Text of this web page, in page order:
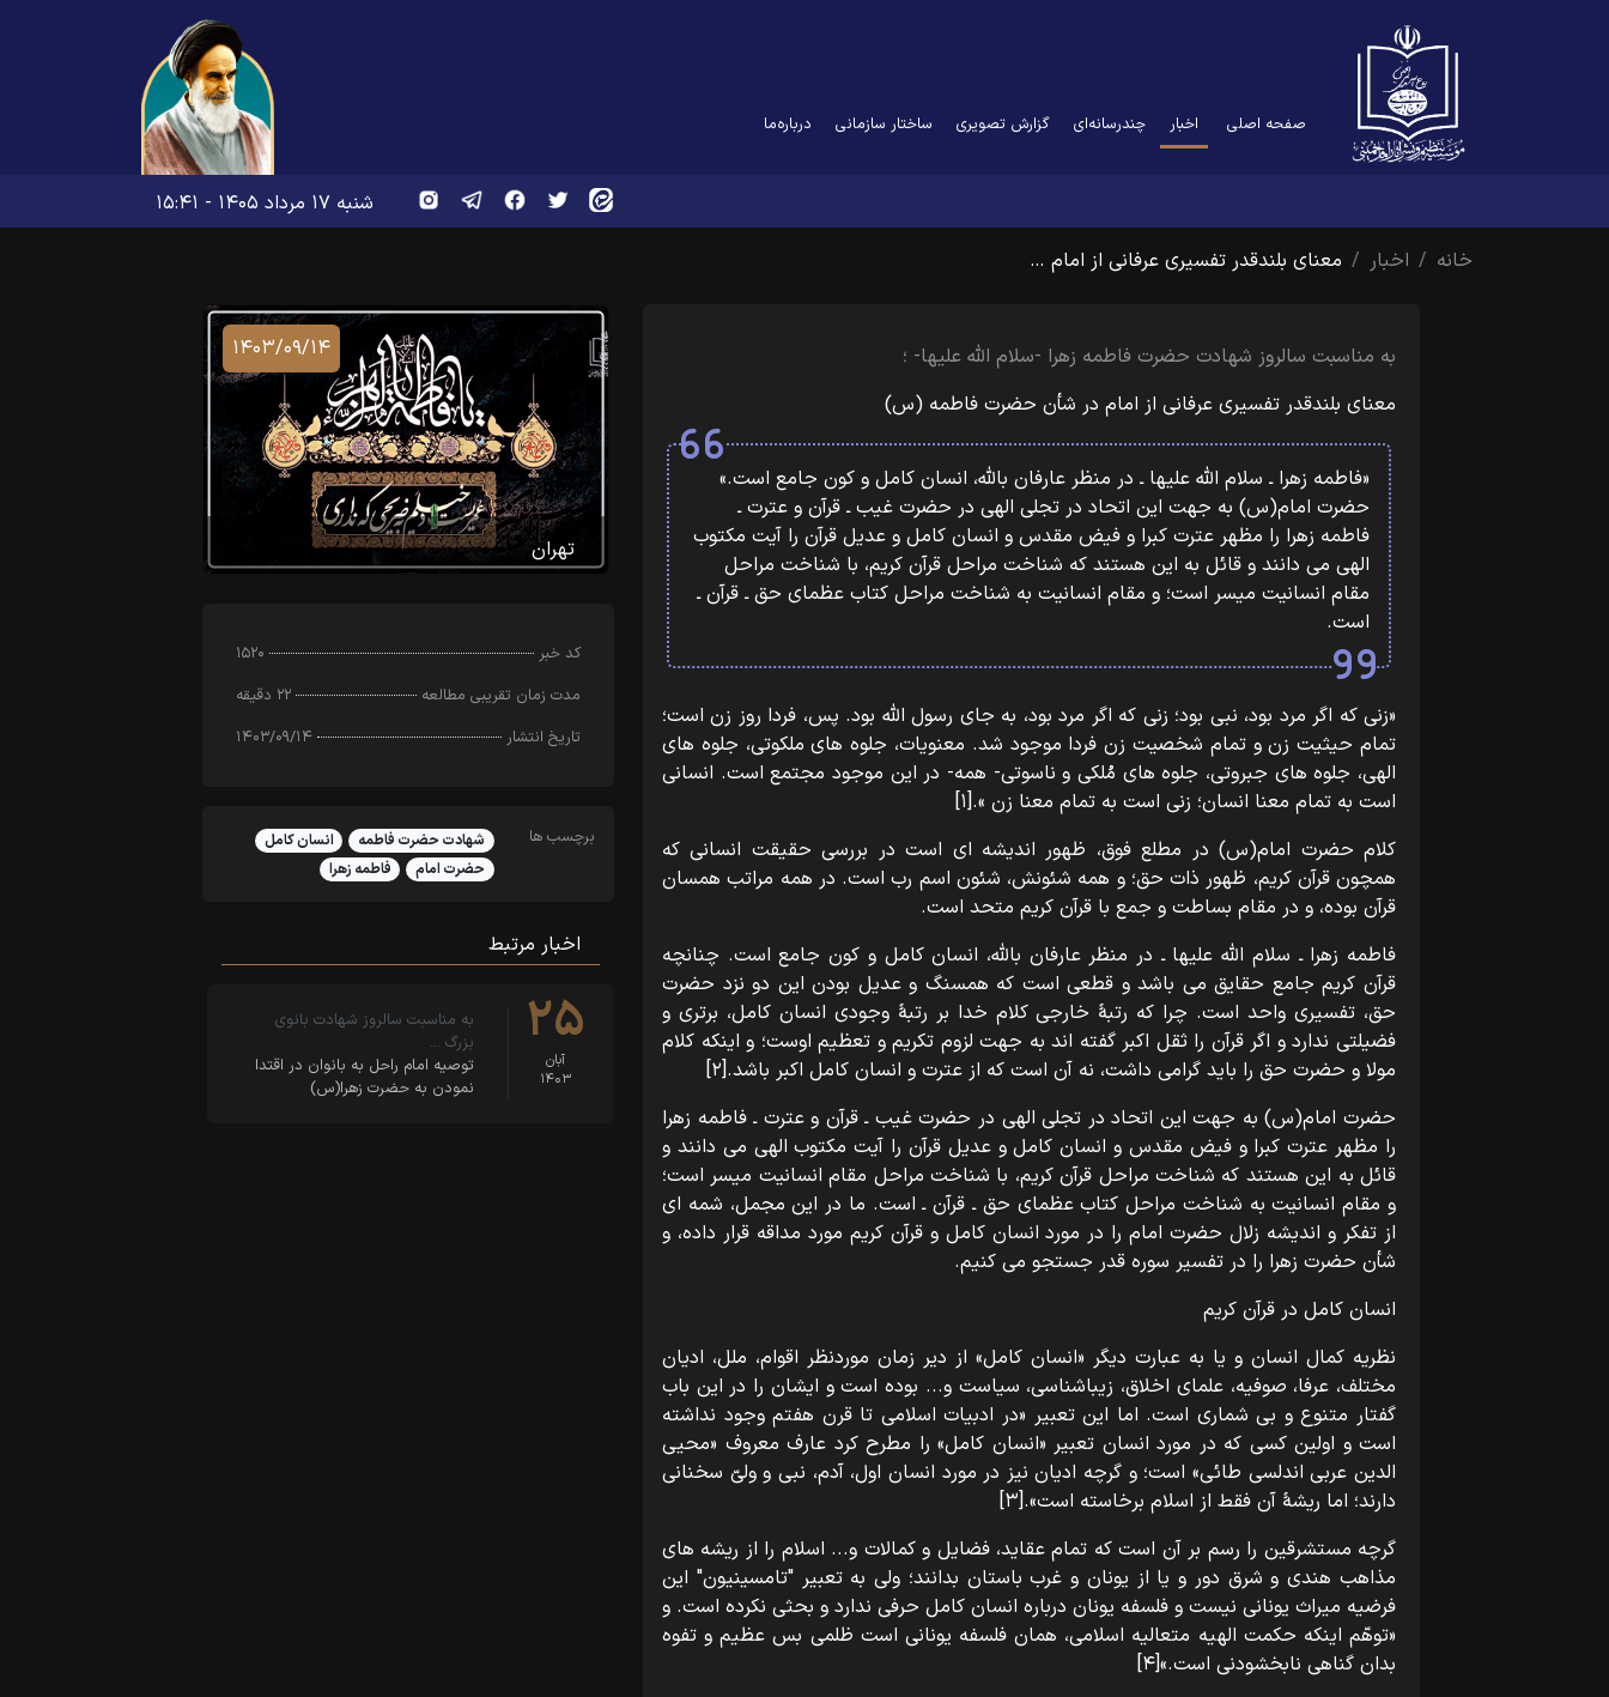
صفحه اصلی اخبار چندرسانه‌ای گزارش تصویری ساختار سازمانی درباره‌ما
شنبه ۱۷ مرداد ۱۴۰۵ - ۱۵:۴۱
خانه
اخبار معنای بلندقدر تفسیری عرفانی از امام …
به مناسبت سالروز شهادت حضرت فاطمه زهرا -سلام الله علیها- ؛
معنای بلندقدر تفسیری عرفانی از امام در شأن حضرت فاطمه (س)
«فاطمه زهرا ـ سلام اللّه علیها ـ در منظر عارفان باللّه، انسان کامل و کون جامع است.»
حضرت امام(س) به جهت این اتحاد در تجلی الهی در حضرت غیب ـ قرآن و عترت ـ
فاطمه زهرا را مظهر عترت کبرا و فیض مقدس و انسان کامل و عدیل قرآن را آیت مکتوب
الهی می دانند و قائل به این هستند که شناخت مراحل قرآن کریم، با شناخت مراحل
مقام انسانیت میسر است؛ و مقام انسانیت به شناخت مراحل کتاب عظمای حق ـ قرآن ـ
است.
«زنی که اگر مرد بود، نبی بود؛ زنی که اگر مرد بود، به جای رسول الله بود. پس، فردا روز زن است؛
تمام حیثیت زن و تمام شخصیت زن فردا موجود شد. معنویات، جلوه های ملکوتی، جلوه های
الهی، جلوه های جبروتی، جلوه های مُلکی و ناسوتی- همه- در این موجود مجتمع است. انسانی
است به تمام معنا انسان؛ زنی است به تمام معنا زن ».[۱]
کلام حضرت امام(س) در مطلع فوق، ظهور اندیشه ای است در بررسی حقیقت انسانی که
همچون قرآن کریم، ظهور ذات حق؛ و همه شئونش، شئون اسم رب است. در همه مراتب همسان
قرآن بوده، و در مقام بساطت و جمع با قرآن کریم متحد است.
فاطمه زهرا ـ سلام اللّه علیها ـ در منظر عارفان باللّه، انسان کامل و کون جامع است. چنانچه
قرآن کریم جامع حقایق می باشد و قطعی است که همسنگ و عدیل بودن این دو نزد حضرت
حق، تفسیری واحد است. چرا که رتبۀ خارجی کلام خدا بر رتبۀ وجودی انسان کامل، برتری و
فضیلتی ندارد و اگر قرآن را ثقل اکبر گفته اند به جهت لزوم تکریم و تعظیم اوست؛ و اینکه کلام
مولا و حضرت حق را باید گرامی داشت، نه آن است که از عترت و انسان کامل اکبر باشد.[۲]
حضرت امام(س) به جهت این اتحاد در تجلی الهی در حضرت غیب ـ قرآن و عترت ـ فاطمه زهرا
را مظهر عترت کبرا و فیض مقدس و انسان کامل و عدیل قرآن را آیت مکتوب الهی می دانند و
قائل به این هستند که شناخت مراحل قرآن کریم، با شناخت مراحل مقام انسانیت میسر است؛
و مقام انسانیت به شناخت مراحل کتاب عظمای حق ـ قرآن ـ است. ما در این مجمل، شمه ای
از تفکر و اندیشه زلال حضرت امام را در مورد انسان کامل و قرآن کریم مورد مداقه قرار داده، و
شأن حضرت زهرا را در تفسیر سوره قدر جستجو می کنیم.
انسان کامل در قرآن کریم
نظریه کمال انسان و یا به عبارت دیگر «انسان کامل» از دیر زمان موردنظر اقوام، ملل، ادیان
مختلف، عرفا، صوفیه، علمای اخلاق، زیباشناسی، سیاست و... بوده است و ایشان را در این باب
گفتار متنوع و بی شماری است. اما این تعبیر «در ادبیات اسلامی تا قرن هفتم وجود نداشته
است و اولین کسی که در مورد انسان تعبیر «انسان کامل» را مطرح کرد عارف معروف «محیی
الدین عربی اندلسی طائی» است؛ و گرچه ادیان نیز در مورد انسان اول، آدم، نبی و ولیّ سخنانی
دارند؛ اما ریشۀ آن فقط از اسلام برخاسته است».[۳]
گرچه مستشرقین را رسم بر آن است که تمام عقاید، فضایل و کمالات و... اسلام را از ریشه های
مذاهب هندی و شرق دور و یا از یونان و غرب باستان بدانند؛ ولی به تعبیر "تامسینیون" این
فرضیه میراث یونانی نیست و فلسفه یونان درباره انسان کامل حرفی ندارد و بحثی نکرده است. و
«توهّم اینکه حکمت الهیه متعالیه اسلامی، همان فلسفه یونانی است ظلمی بس عظیم و تفوه
بدان گناهی نابخشودنی است.»[۴]
۱۴۰۳/۰۹/۱۴
تهران
کد خبر
۱۵۲۰
مدت زمان تقریبی مطالعه
۲۲ دقیقه
تاریخ انتشار
۱۴۰۳/۰۹/۱۴
برچسب ها شهادت حضرت فاطمه
انسان کامل
حضرت امام
فاطمه زهرا
اخبار مرتبط
۲۵
آبان
۱۴۰۳
به مناسبت سالروز شهادت بانوی
بزرگ …
توصیه امام راحل به بانوان در اقتدا
نمودن به حضرت زهرا(س)